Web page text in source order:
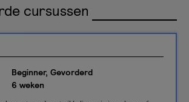
cursussen
Beginner, Gevorderd
6 weken